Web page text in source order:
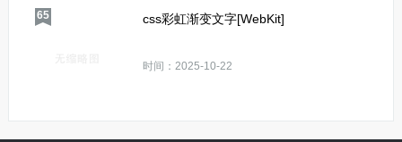
65 css彩虹渐变文字[WebKit]
时间：2025-10-22